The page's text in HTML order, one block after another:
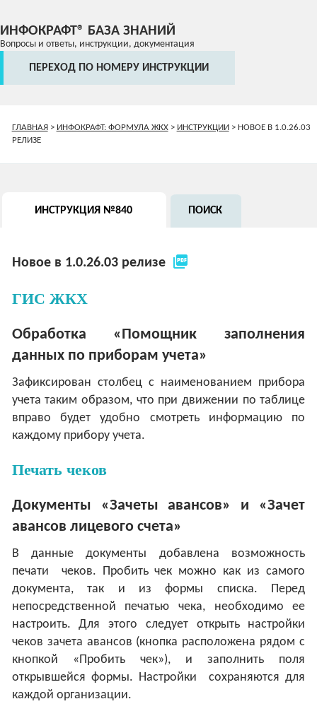
ИНФОКРАФТ® БАЗА ЗНАНИЙ
Вопросы и ответы, инструкции, документация
ПЕРЕХОД ПО НОМЕРУ ИНСТРУКЦИИ
ГЛАВНАЯ> ИНФОКРАФТ: ФОРМУЛА ЖКХ> ИНСТРУКЦИИ> НОВОЕ В 1.0.26.03
РЕЛИЗЕ
ИНСТРУКЦИЯ №840 ПОИСК
Новое в 1.0.26.03 релизе picture_as_pdf
ГИС ЖКХ
Обработка «Помощник заполнения
данных по приборам учета»
Зафиксирован столбец с наименованием прибора
учета таким образом, что при движении по таблице
вправо будет удобно смотреть информацию по
каждому прибору учета.
Печать чеков
Документы «Зачеты авансов» и «Зачет
авансов лицевого счета»
В данные документы добавлена возможность
печати чеков. Пробить чек можно как из самого
документа, так и из формы списка. Перед
непосредственной печатью чека, необходимо ее
настроить. Для этого следует открыть настройки
чеков зачета авансов (кнопка расположена рядом с
кнопкой «Пробить чек»), и заполнить поля
открывшейся формы. Настройки сохраняются для
каждой организации.